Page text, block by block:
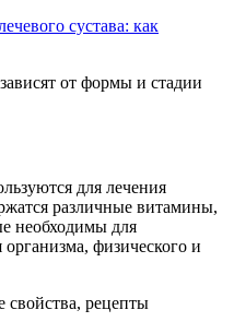
сустава: как
от формы и стадии
для лечения
различные витамины,
необходимы для
физического и